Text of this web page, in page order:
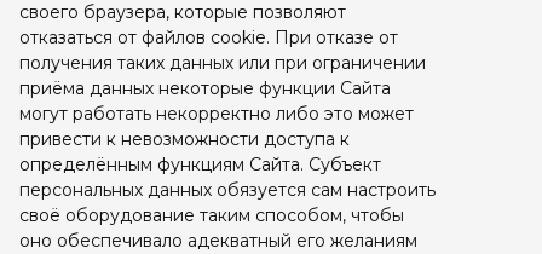
своего браузера, которые позволяют
отказаться от файлов cookie. При отказе от
получения таких данных или при ограничении
приёма данных некоторые функции Сайта
могут работать некорректно либо это может
привести к невозможности доступа к
определённым функциям Сайта. Субъект
персональных данных обязуется сам настроить
своё оборудование таким способом, чтобы
оно обеспечивало адекватный его желаниям